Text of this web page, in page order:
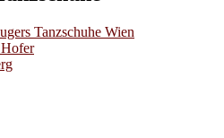
Tanzschuhe Wien